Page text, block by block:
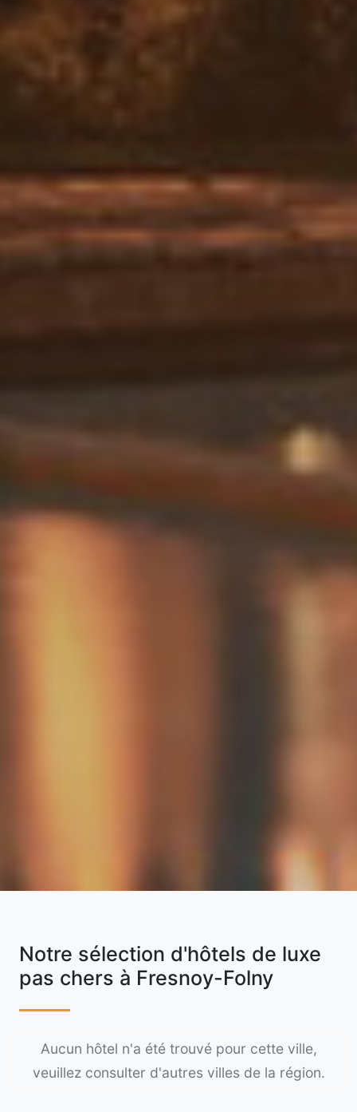
Notre sélection d'hôtels de luxe
pas chers à Fresnoy-Folny
Aucun hôtel n'a été trouvé pour cette ville,
veuillez consulter d'autres villes de la région.